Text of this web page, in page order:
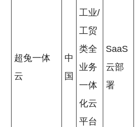
超兔一体
云
中
国
工业/
工贸
类全
业务
一体
化云
平台
SaaS
云部
署